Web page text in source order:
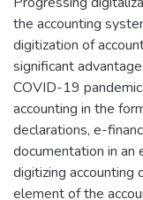
the accounting
digitization of
significant
COVID-19
accounting in the
declarations, e-
documentation in an
digitizing accounting
element of the